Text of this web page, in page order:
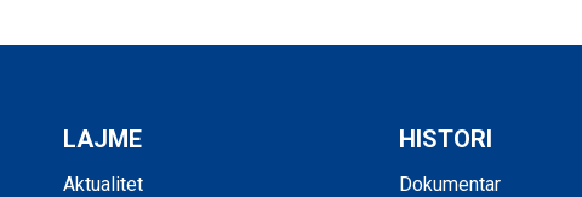
LAJME
Aktualitet
HISTORI
Dokumentar